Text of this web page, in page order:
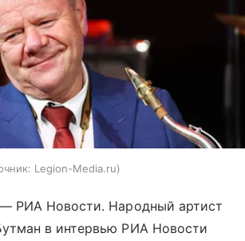
Legion-Media.ru
РИА Новости. Народный артист
в интервью РИА Новости